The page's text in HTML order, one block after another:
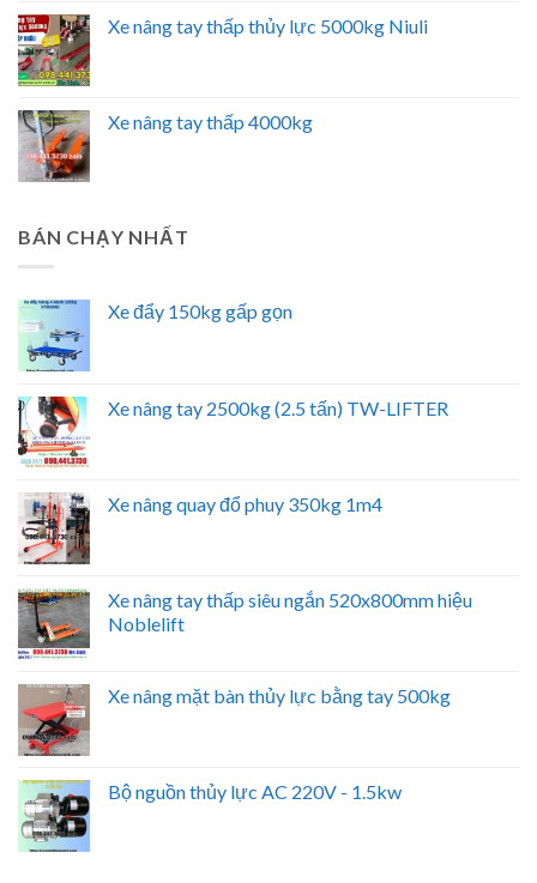
Xe nâng tay thấp thủy lực 5000kg Niuli
Xe nâng tay thấp 4000kg
BÁN CHẠY NHẤT
Xe đẩy 150kg gấp gọn
Xe nâng tay 2500kg (2.5 tấn) TW-LIFTER
Xe nâng quay đổ phuy 350kg 1m4
Xe nâng tay thấp siêu ngắn 520x800mm hiệu
Noblelift
Xe nâng mặt bàn thủy lực bằng tay 500kg
Bộ nguồn thủy lực AC 220V - 1.5kw